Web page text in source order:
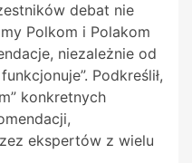
debat nie
Polkom i Polakom
niezależnie od
Podkreślił,
konkretnych
ekspertów z wielu